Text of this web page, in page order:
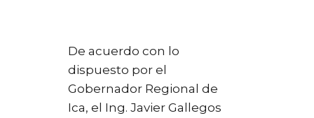
De acuerdo con lo
dispuesto por el
Gobernador Regional de
Ica, el Ing. Javier Gallegos